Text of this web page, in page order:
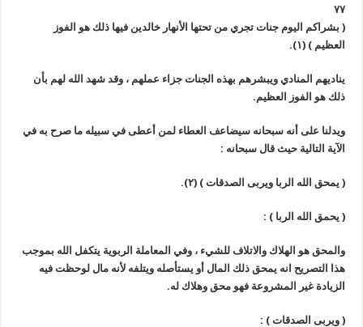
٧٧
( بشراكم اليوم جنات تجري من تحتها الأنهار خالدين فيها ذلك هو الفوز
العظيم ) (١) .
يناديهم المنادي ويبشرهم بهذه الجنات جزاء عملهم ، وقد شهد الله لهم بأن
ذلك هو الفوز العظيم.
ويدلنا على أنه سبحانه سيضاعف العطاء لمن أعطى في سبيله ما صرح به في
الآية التالية حيث قال سبحانه :
( يمحق الله الربا ويربى الصدقات ) (٢) .
( يحمق الله الربا)
:
والمحق هو الهلاك والاتلاف للشيء ، وفي المعاملة الربوية يتكفل الله بموجب
هذا التصريح انه يمحق ذلك المال أو يستأصله ويتلفه لأنه مال لوحظت فيه
الزيادة غير المشروعة فهو محق وهلاك له.
( ويربى الصدقات)
: